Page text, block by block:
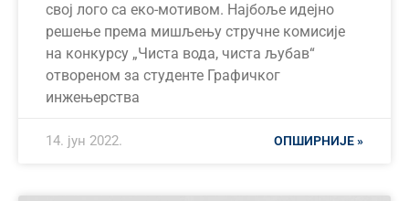
свој лого са еко-мотивом. Најбоље идејно
решење према мишљењу стручне комисије
на конкурсу „Чиста вода, чиста љубав“
отвореном за студенте Графичког
инжењерства
ОПШИРНИЈЕ »
14. јун 2022.